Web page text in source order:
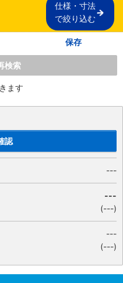
仕様・寸法
で絞り込む
保存
検索
ます
認
---
---
(---)
---
(---)